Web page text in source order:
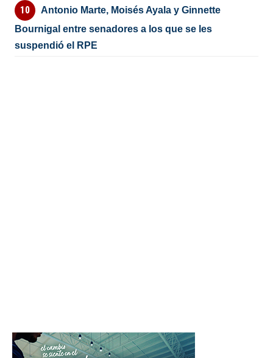
Antonio Marte, Moisés Ayala y Ginnette
Bournigal entre senadores a los que se les
suspendió el RPE